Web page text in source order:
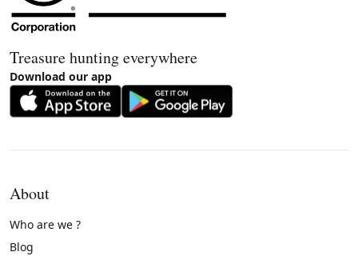
Treasure hunting everywhere
Download our app
About
Who are we ?
Blog